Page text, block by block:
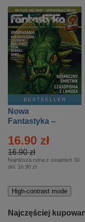
BESTSELLER
Nowa
Fantastyka –
16.90 zł
16.90 zł
Najniższa cena z ostatnich 30
dni: 16.90 zł
High-contrast mode
Najczęściej